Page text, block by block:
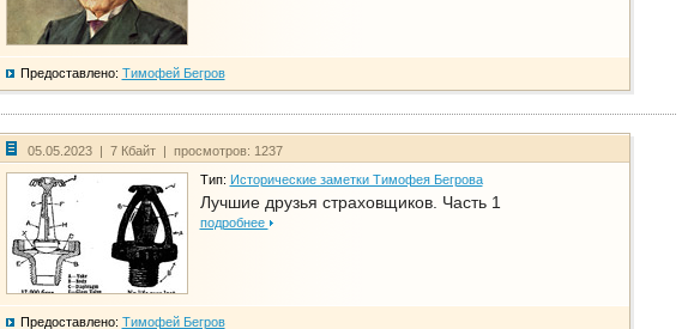
Предоставлено: Тимофей Бегров
05.05.2023 | 7 Кбайт | просмотров: 1237
Тип: Исторические заметки Тимофея Бегрова
Лучшие друзья страховщиков. Часть 1
подробнее
Предоставлено: Тимофей Бегров